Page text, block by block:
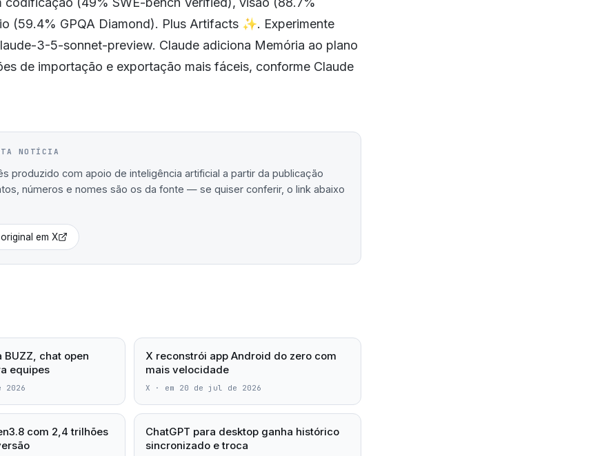
(59.4% GPQA Diamond). Plus Artifacts ✨. Experimente
3-5-sonnet-preview. Claude adiciona Memória ao plano
de importação e exportação mais fáceis, conforme Claude
NOTÍCIA
produzido com apoio de inteligência artificial a partir da publicação
números e nomes são os da fonte — se quiser conferir, o link abaixo
em X
BUZZ, chat open
equipes
2026
X reconstrói app Android do zero com
mais velocidade
X · em 20 de jul de 2026
com 2,4 trilhões
ChatGPT para desktop ganha histórico
sincronizado e troca